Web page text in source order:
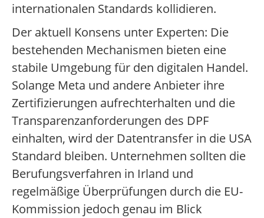
internationalen Standards kollidieren.
Der aktuell Konsens unter Experten: Die
bestehenden Mechanismen bieten eine
stabile Umgebung für den digitalen Handel.
Solange Meta und andere Anbieter ihre
Zertifizierungen aufrechterhalten und die
Transparenzanforderungen des DPF
einhalten, wird der Datentransfer in die USA
Standard bleiben. Unternehmen sollten die
Berufungsverfahren in Irland und
regelmäßige Überprüfungen durch die EU-
Kommission jedoch genau im Blick